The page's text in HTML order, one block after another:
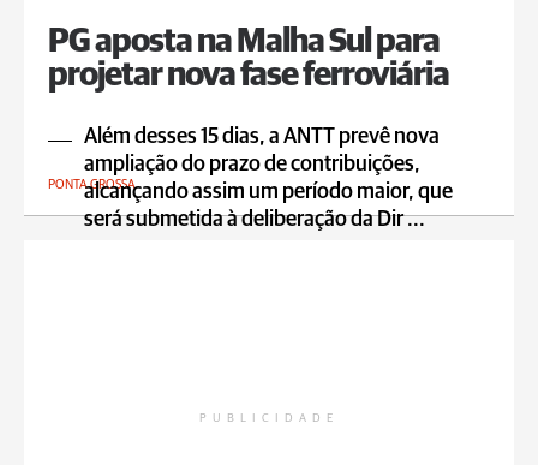
PG aposta na Malha Sul para
projetar nova fase ferroviária
Além desses 15 dias, a ANTT prevê nova
ampliação do prazo de contribuições,
alcançando assim um período maior, que
será submetida à deliberação da Dir ...
PONTA GROSSA
PUBLICIDADE